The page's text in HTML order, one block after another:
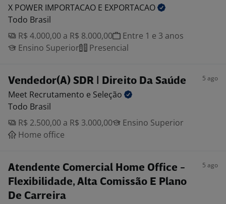
X POWER IMPORTACAO E EXPORTACAO
Todo Brasil
R$ 4.000,00 a R$ 8.000,00
Entre 1 e 3 anos
Ensino Superior
Presencial
Vendedor(A) SDR | Direito Da Saúde 5 ago
Meet Recrutamento e Seleção
Todo Brasil
R$ 2.500,00 a R$ 3.000,00
Ensino Superior
Home office
Atendente Comercial Home Office -
Flexibilidade, Alta Comissão E Plano
De Carreira
5 ago